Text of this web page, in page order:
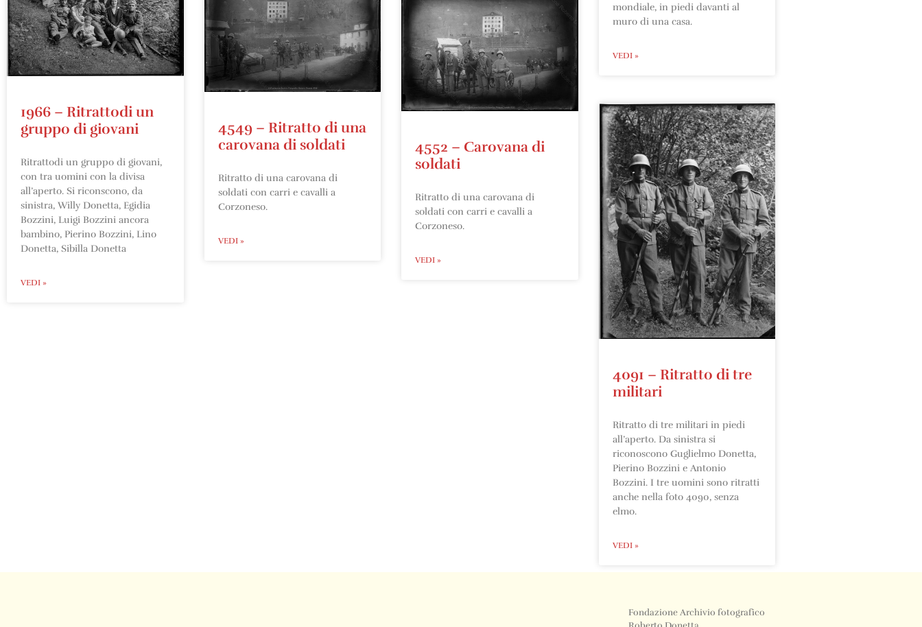
mondiale, in piedi davanti al
muro di una casa.
VEDI »
1966 – Ritrattodi un
gruppo di giovani
Ritrattodi un gruppo di giovani,
con tra uomini con la divisa
all’aperto. Si riconscono, da
sinistra, Willy Donetta, Egidia
Bozzini, Luigi Bozzini ancora
bambino, Pierino Bozzini, Lino
Donetta, Sibilla Donetta
VEDI »
4549 – Ritratto di una
carovana di soldati
Ritratto di una carovana di
soldati con carri e cavalli a
Corzoneso.
VEDI »
4552 – Carovana di
soldati
Ritratto di una carovana di
soldati con carri e cavalli a
Corzoneso.
VEDI »
4091 – Ritratto di tre
militari
Ritratto di tre militari in piedi
all’aperto. Da sinistra si
riconoscono Guglielmo Donetta,
Pierino Bozzini e Antonio
Bozzini. I tre uomini sono ritratti
anche nella foto 4090, senza
elmo.
VEDI »
Fondazione Archivio fotografico